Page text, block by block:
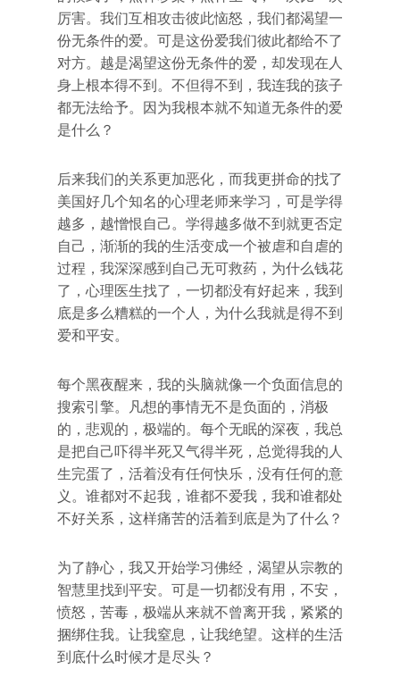
厉害。我们互相攻击彼此恼怒，我们都渴望一
份无条件的爱。可是这份爱我们彼此都给不了
对方。越是渴望这份无条件的爱，却发现在人
身上根本得不到。不但得不到，我连我的孩子
都无法给予。因为我根本就不知道无条件的爱
是什么？
后来我们的关系更加恶化，而我更拼命的找了
美国好几个知名的心理老师来学习，可是学得
越多，越憎恨自己。学得越多做不到就更否定
自己，渐渐的我的生活变成一个被虐和自虐的
过程，我深深感到自己无可救药，为什么钱花
了，心理医生找了，一切都没有好起来，我到
底是多么糟糕的一个人，为什么我就是得不到
爱和平安。
每个黑夜醒来，我的头脑就像一个负面信息的
搜索引擎。凡想的事情无不是负面的，消极
的，悲观的，极端的。每个无眠的深夜，我总
是把自己吓得半死又气得半死，总觉得我的人
生完蛋了，活着没有任何快乐，没有任何的意
义。谁都对不起我，谁都不爱我，我和谁都处
不好关系，这样痛苦的活着到底是为了什么？
为了静心，我又开始学习佛经，渴望从宗教的
智慧里找到平安。可是一切都没有用，不安，
愤怒，苦毒，极端从来就不曾离开我，紧紧的
捆绑住我。让我窒息，让我绝望。这样的生活
到底什么时候才是尽头？